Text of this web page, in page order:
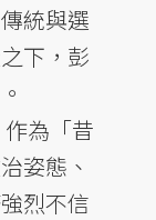
統與選
下，彭
為「昔
姿態、
烈不信